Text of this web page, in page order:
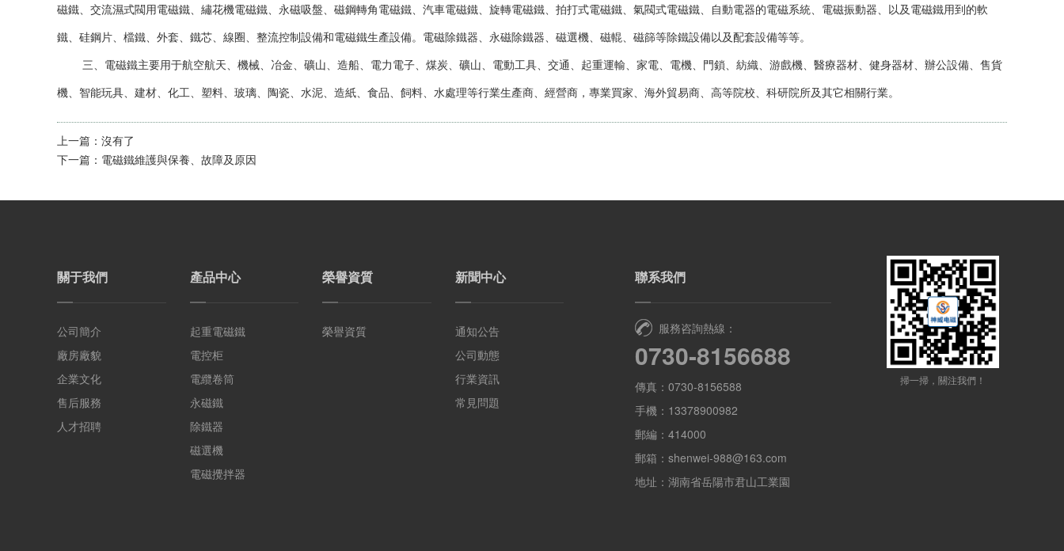
磁鐵、交流濕式閥用電磁鐵、繡花機電磁鐵、永磁吸盤、磁鋼轉角電磁鐵、汽車電磁鐵、旋轉電磁鐵、拍打式電磁鐵、氣閥式電磁鐵、自動電器的電磁系統、電磁振動器、以及電磁鐵用到的軟
鐵、硅鋼片、檔鐵、外套、鐵芯、線圈、整流控制設備和電磁鐵生產設備。電磁除鐵器、永磁除鐵器、磁選機、磁輥、磁篩等除鐵設備以及配套設備等等。
三、電磁鐵主要用于航空航天、機械、冶金、礦山、造船、電力電子、煤炭、礦山、電動工具、交通、起重運輸、家電、電機、門鎖、紡織、游戲機、醫療器材、健身器材、辦公設備、售貨
機、智能玩具、建材、化工、塑料、玻璃、陶瓷、水泥、造紙、食品、飼料、水處理等行業生產商、經營商，專業買家、海外貿易商、高等院校、科研院所及其它相關行業。
上一篇： 沒有了
下一篇： 電磁鐵維護與保養、故障及原因
關于我們
公司簡介
廠房廠貌
企業文化
售后服務
人才招聘
產品中心
起重電磁鐵
電控柜
電纜卷筒
永磁鐵
除鐵器
磁選機
電磁攪拌器
榮譽資質
榮譽資質
新聞中心
通知公告
公司動態
行業資訊
常見問題
聯系我們
服務咨詢熱線：
0730-8156688
傳真：0730-8156588
手機：13378900982
郵編：414000
郵箱：shenwei-988@163.com
地址：湖南省岳陽市君山工業園
掃一掃，關注我們！